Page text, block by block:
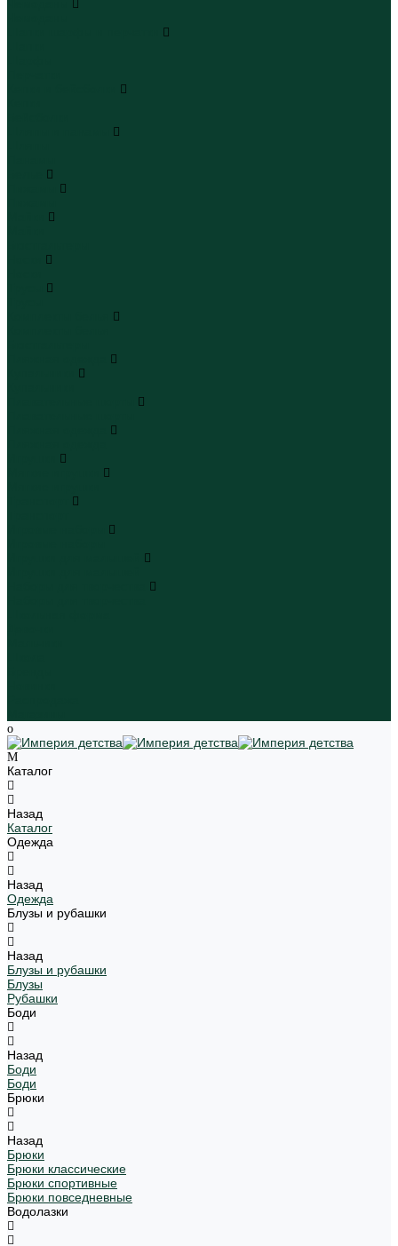
Каталог
Назад
Каталог
Одежда
Назад
Одежда
Блузы и рубашки
Назад
Блузы и рубашки
Блузы
Рубашки
Боди
Назад
Боди
Боди
Брюки
Назад
Брюки
Брюки классические
Брюки спортивные
Брюки повседневные
Водолазки